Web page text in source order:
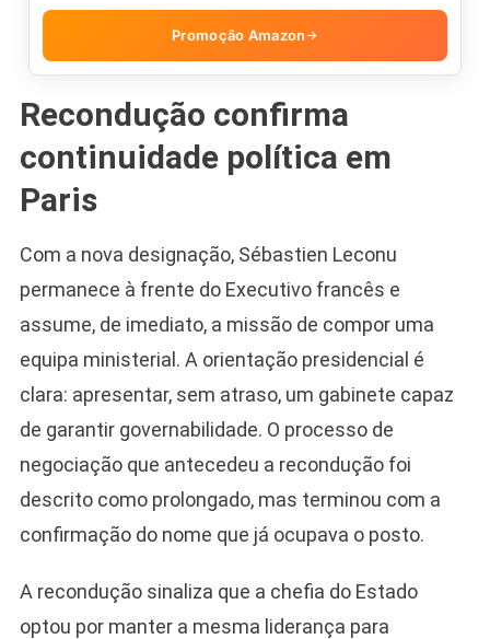
Promoção Amazon →
Recondução confirma
continuidade política em
Paris
Com a nova designação, Sébastien Leconu
permanece à frente do Executivo francês e
assume, de imediato, a missão de compor uma
equipa ministerial. A orientação presidencial é
clara: apresentar, sem atraso, um gabinete capaz
de garantir governabilidade. O processo de
negociação que antecedeu a recondução foi
descrito como prolongado, mas terminou com a
confirmação do nome que já ocupava o posto.
A recondução sinaliza que a chefia do Estado
optou por manter a mesma liderança para